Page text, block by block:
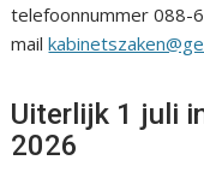
telefoonnummer 088-
mail
Uiterlijk 1 juli
2026